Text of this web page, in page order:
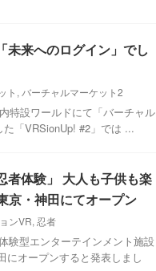
未来へのログイン」でし
ト , バーチャルマーケット2
特設ワールドにて「バーチャル
「VRSionUp! #2」では ...
者体験」 大人も子供も楽
京・神田にてオープン
ンVR, 忍者
験型エンターテインメント施設
にオープンすると発表しまし